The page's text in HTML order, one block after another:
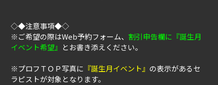
◇◆注意事項◆◇
※ご希望の際はWeb予約フォーム、割引申告欄に『誕生月
イベント希望』 とお書き添えください。
※プロフＴＯＰ写真に 『誕生月イベント』 の表示があるセ
ラピストが対象となります。